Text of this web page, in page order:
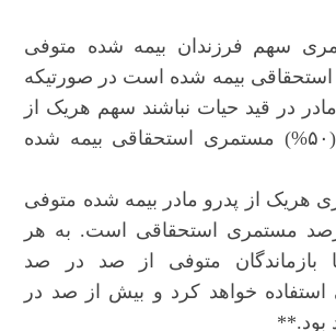
سهم فرزندان بیمه شده متوفی
استحقاقی بیمه شده است در صورتیکه
در قید حیات نباشند سهم هریک از
چنین فرزندانی (۵۰%) مستمری استحقاقی بیمه شده
هریک از پدرو مادر بیمه شده متوفی
مستمری استحقاقی است. به هر
بازماندگان متوفی از صد در صد
خواهد کرد و بیش از صد در
بود.**